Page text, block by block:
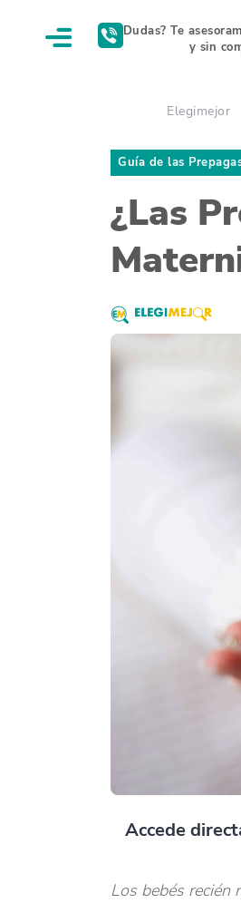
Elegimejor
Guía de las
¿Las
Accede
Los bebés recién
Dudas? Te
y sin